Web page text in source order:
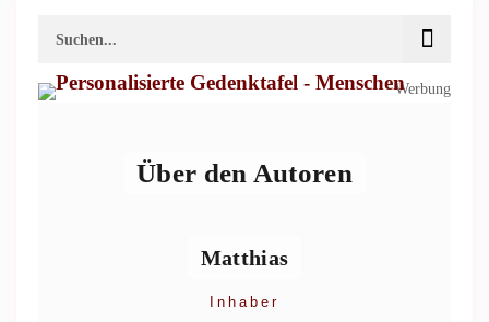
Werbung
Über den Autoren
Matthias
Inhaber